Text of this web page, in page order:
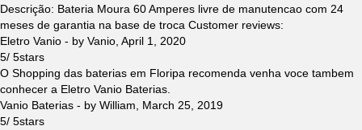
Descrição: Bateria Moura 60 Amperes livre de manutencao com 24
meses de garantia na base de troca Customer reviews:
Eletro Vanio - by Vanio April 1, 2020
5/ 5stars
O Shopping das baterias em Floripa recomenda venha voce tambem
conhecer a Eletro Vanio Baterias.
Vanio Baterias - by William
March 25, 2019
5/ 5stars